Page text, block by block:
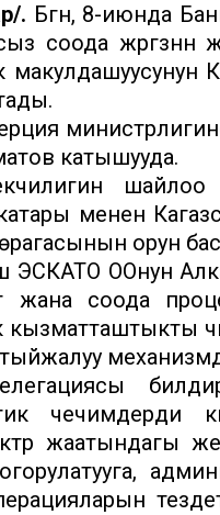
. Бүгүн, 8-июнда
соода
катышууда.
шайлоо
катары менен
орун
ЭСКАТО ООнун
жана соода
чечимдерди